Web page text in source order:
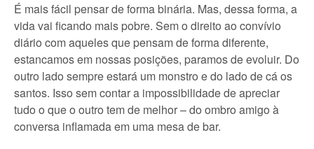
É mais fácil pensar de forma binária. Mas, dessa forma, a
vida vai ficando mais pobre. Sem o direito ao convívio
diário com aqueles que pensam de forma diferente,
estancamos em nossas posições, paramos de evoluir. Do
outro lado sempre estará um monstro e do lado de cá os
santos. Isso sem contar a impossibilidade de apreciar
tudo o que o outro tem de melhor – do ombro amigo à
conversa inflamada em uma mesa de bar.